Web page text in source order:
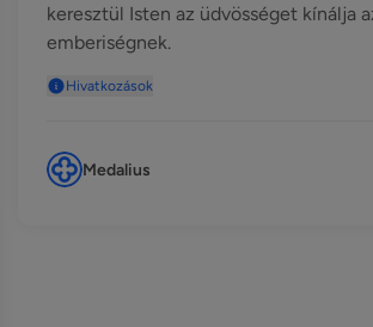
keresztül Isten az üdvösséget kínálja
emberiségnek.
Hivatkozások
Medalius